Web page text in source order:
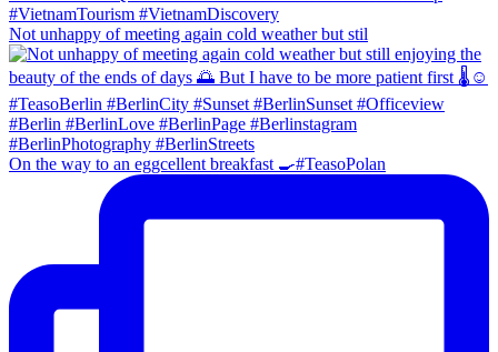
Not unhappy of meeting again cold weather but stil
On the way to an eggcellent breakfast 🍳#TeasoPolan